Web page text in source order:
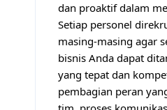
dan proaktif dalam
Setiap personel
masing-masing agar
bisnis Anda dapat
yang tepat dan
pembagian peran